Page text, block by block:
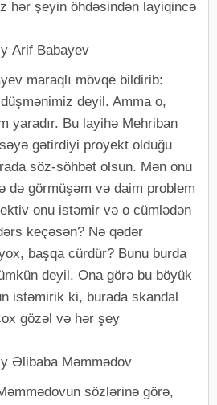
hər şeyin öhdəsindən layiqincə
Arif Babayev
maraqlı mövqe bildirib:
deyil. Amma o,
yaradır. Bu layihə Mehriban
gətirdiyi proyekt olduğu
söz-söhbət olsun. Mən onu
də görmüşəm və daim problem
onu istəmir və o cümlədən
keçəsən? Nə qədər
başqa cürdür? Bunu burda
deyil. Ona görə bu böyük
istəmirik ki, burada skandal
gözəl və hər şey
Əlibaba Məmmədov
sözlərinə görə,